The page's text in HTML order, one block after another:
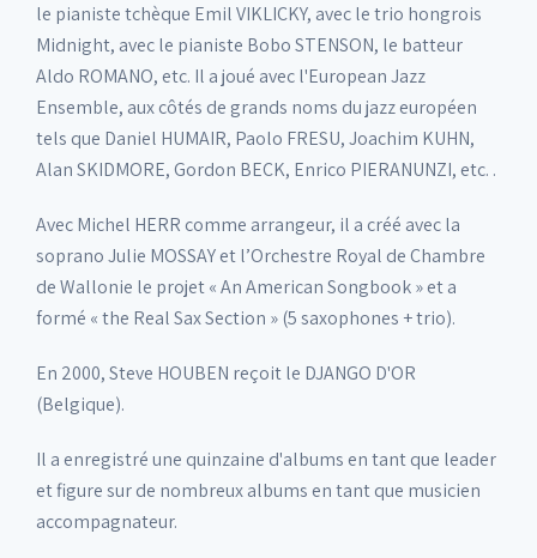
le pianiste tchèque Emil VIKLICKY, avec le trio hongrois
Midnight, avec le pianiste Bobo STENSON, le batteur
Aldo ROMANO, etc. Il a joué avec l'European Jazz
Ensemble, aux côtés de grands noms du jazz européen
tels que Daniel HUMAIR, Paolo FRESU, Joachim KUHN,
Alan SKIDMORE, Gordon BECK, Enrico PIERANUNZI, etc. .
Avec Michel HERR comme arrangeur, il a créé avec la
soprano Julie MOSSAY et l’Orchestre Royal de Chambre
de Wallonie le projet « An American Songbook » et a
formé « the Real Sax Section » (5 saxophones + trio).
En 2000, Steve HOUBEN reçoit le DJANGO D'OR
(Belgique).
Il a enregistré une quinzaine d'albums en tant que leader
et figure sur de nombreux albums en tant que musicien
accompagnateur.